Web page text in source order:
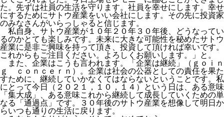
た。先ずは社員の生活を守ります。社員を幸せにします。幸せ
にするためにサトウ産業をいい会社にします。その先に投資家
のみなさんがいらっしゃると信じます。
私自身、サトウ産業が１０年２０年３０年後、どうなってい
るのかとても楽しみです。未来に大きな可能性を秘めたサトウ
産業に是非ご興味を持って頂き、投資して頂ければ幸いです。
これからもご注目ください。よろしくお願いします。」と。
また、企業はこうも言われます。「企業は継続」（ｇｏｉｎ
ｇ ｃｏｎｃｅｒｎ）。企業は社会の公器としての責任を果た
すために、継続していかなくてはならないということです。私
にとって今日（２０２１，１０，１４）という日は、ある意味
「集大成」、ある意味これから継続して成長していくための単
なる「通過点」です。３０年後のサトウ産業を想像して明日か
らいつも通りの生活に戻ります。